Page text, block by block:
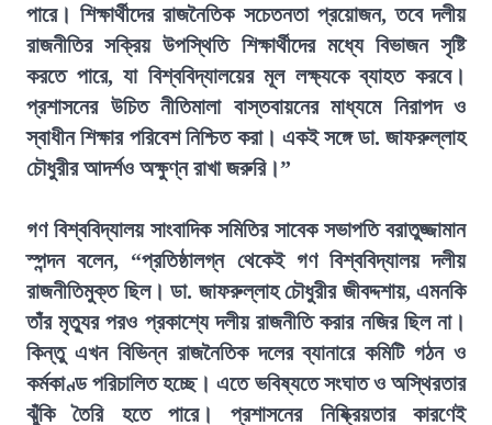
পারে। শিক্ষার্থীদের রাজনৈতিক সচেতনতা প্রয়োজন, তবে দলীয়
রাজনীতির সক্রিয় উপস্থিতি শিক্ষার্থীদের মধ্যে বিভাজন সৃষ্টি
করতে পারে, যা বিশ্ববিদ্যালয়ের মূল লক্ষ্যকে ব্যাহত করবে।
প্রশাসনের উচিত নীতিমালা বাস্তবায়নের মাধ্যমে নিরাপদ ও
স্বাধীন শিক্ষার পরিবেশ নিশ্চিত করা। একই সঙ্গে ডা. জাফরুল্লাহ
চৌধুরীর আদর্শও অক্ষুণ্ন রাখা জরুরি।”
গণ বিশ্ববিদ্যালয় সাংবাদিক সমিতির সাবেক সভাপতি বরাতুজ্জামান
স্পন্দন বলেন, “প্রতিষ্ঠালগ্ন থেকেই গণ বিশ্ববিদ্যালয় দলীয়
রাজনীতিমুক্ত ছিল। ডা. জাফরুল্লাহ চৌধুরীর জীবদ্দশায়, এমনকি
তাঁর মৃত্যুর পরও প্রকাশ্যে দলীয় রাজনীতি করার নজির ছিল না।
কিন্তু এখন বিভিন্ন রাজনৈতিক দলের ব্যানারে কমিটি গঠন ও
কর্মকাণ্ড পরিচালিত হচ্ছে। এতে ভবিষ্যতে সংঘাত ও অস্থিরতার
ঝুঁকি তৈরি হতে পারে। প্রশাসনের নিষ্ক্রিয়তার কারণেই